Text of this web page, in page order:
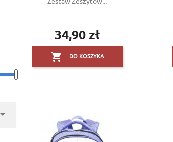

Cena
34,90 zł
 DO KOSZYKA